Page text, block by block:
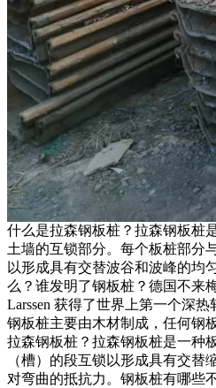
什么是拉森钢板桩？拉森钢板桩
土墙的互锁部分。每个板桩部分
以形成具有交替波谷和波峰的均
么？谁发明了钢板桩？德国不来
Larssen 获得了世界上第一个深热
钢板桩主要由木材制成，任何钢
拉森钢板桩？拉森钢板桩是一种
（槽）的段互锁以形成具有交替
对弯曲的抵抗力。钢板桩有哪些